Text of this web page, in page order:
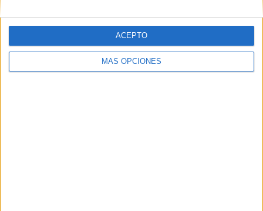
MÁS OPCIONES
ACEPTO